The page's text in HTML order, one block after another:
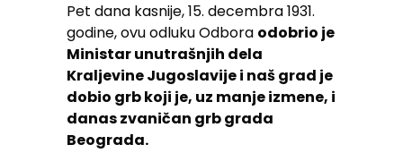
Pet dana kasnije, 15. decembra 1931.
godine, ovu odluku Odbora odobrio je
Ministar unutrašnjih dela
Kraljevine Jugoslavije i naš grad je
dobio grb koji je, uz manje izmene, i
danas zvaničan grb grada
Beograda.